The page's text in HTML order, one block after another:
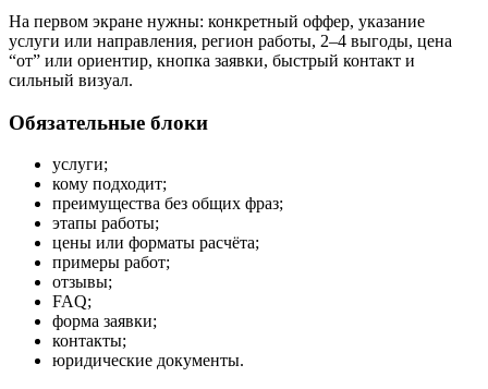
На первом экране нужны: конкретный оффер, указание
услуги или направления, регион работы, 2–4 выгоды, цена
“от” или ориентир, кнопка заявки, быстрый контакт и
сильный визуал.
Обязательные блоки
услуги;
кому подходит;
преимущества без общих фраз;
этапы работы;
цены или форматы расчёта;
примеры работ;
отзывы;
FAQ;
форма заявки;
контакты;
юридические документы.